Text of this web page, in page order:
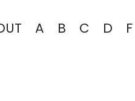
A B C D F